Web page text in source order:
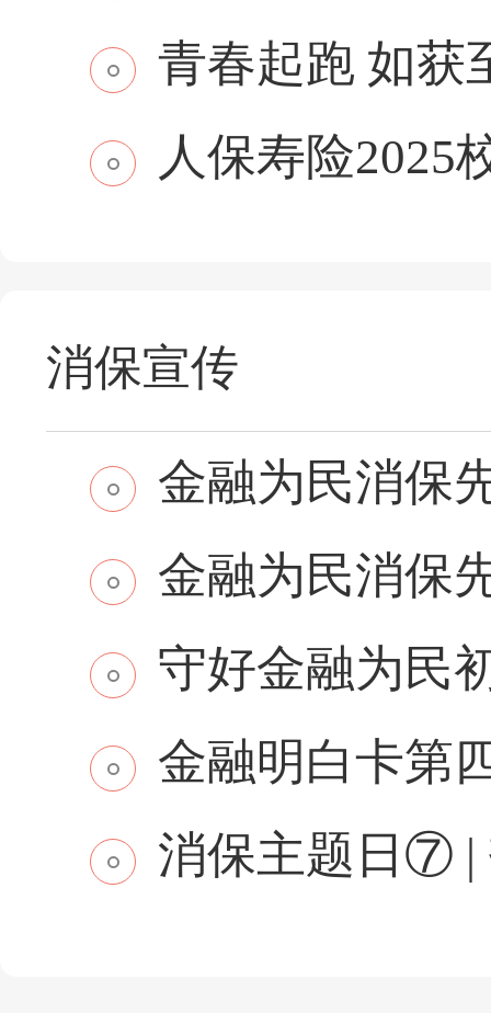
青春起跑 如获
人保寿险2025
消保宣传
金融为民消保
金融为民消保
守好金融为民
金融明白卡第
消保主题日⑦ |